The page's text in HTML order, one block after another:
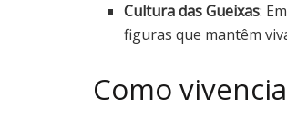
Cultura das Gueixas:
figuras que mantêm
Como